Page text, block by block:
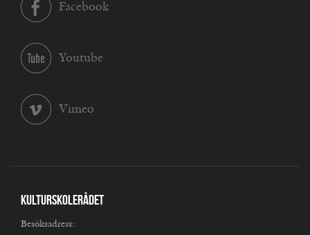
Facebook
Youtube
Vimeo
Kulturskolerådet
Besöksadress: